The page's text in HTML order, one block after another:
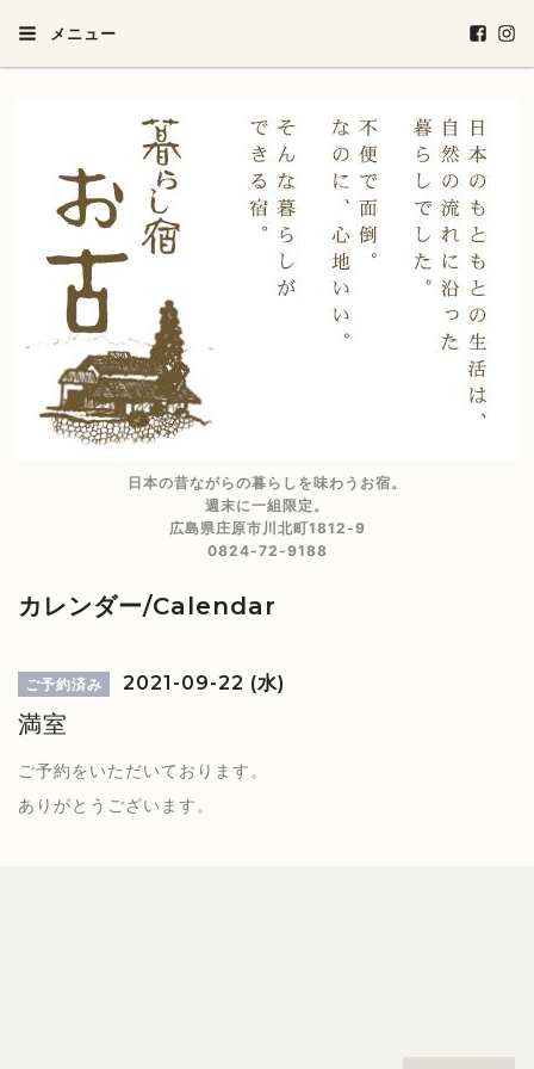
メニュー
日本の昔ながらの暮らしを味わうお宿。
週末に一組限定。
広島県庄原市川北町1812-9
0824-72-9188
カレンダー/Calendar
ご予約済み 2021-09-22 (水)
満室
ご予約をいただいております。
ありがとうございます。